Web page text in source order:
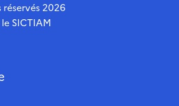
2026
SICTIAM